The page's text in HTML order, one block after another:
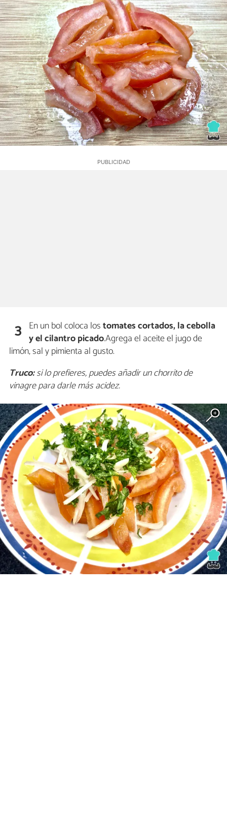
3 En un bol coloca lostomates cortados, la cebolla
y el cilantro picado.Agrega el aceite el jugo de
limón, sal y pimienta al gusto.
Truco:si lo prefieres, puedes añadir un chorrito de
vinagre para darle más acidez.